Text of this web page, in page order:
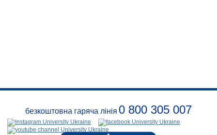
безкоштовна гаряча лінія 0 800 305 007
Про
заклад